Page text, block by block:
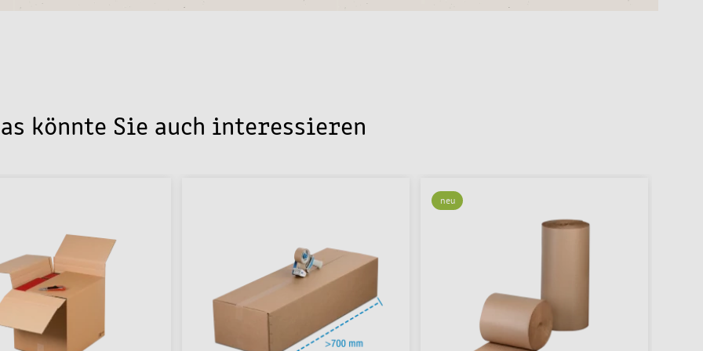
könnte Sie auch interessieren
neu